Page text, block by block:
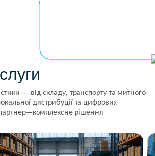
— від складу, транспорту та митного
дистрибуції та цифрових
рішення